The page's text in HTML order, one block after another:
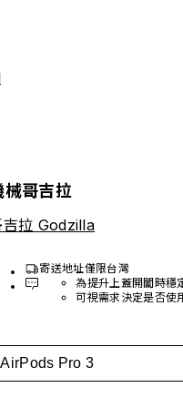
械哥吉拉
吉拉 Godzilla
寄送地址僅限台灣
為提升上蓋開闔時穩
可視需求決定是否使
AirPods Pro 3